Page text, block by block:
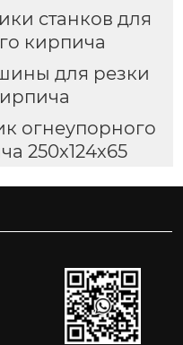
станков для
кирпича
для резки
огнеупорного
250x124x65